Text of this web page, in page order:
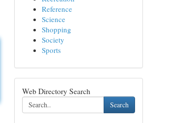
Reference
Science
Shopping
Society
Sports
Web Directory Search
Search